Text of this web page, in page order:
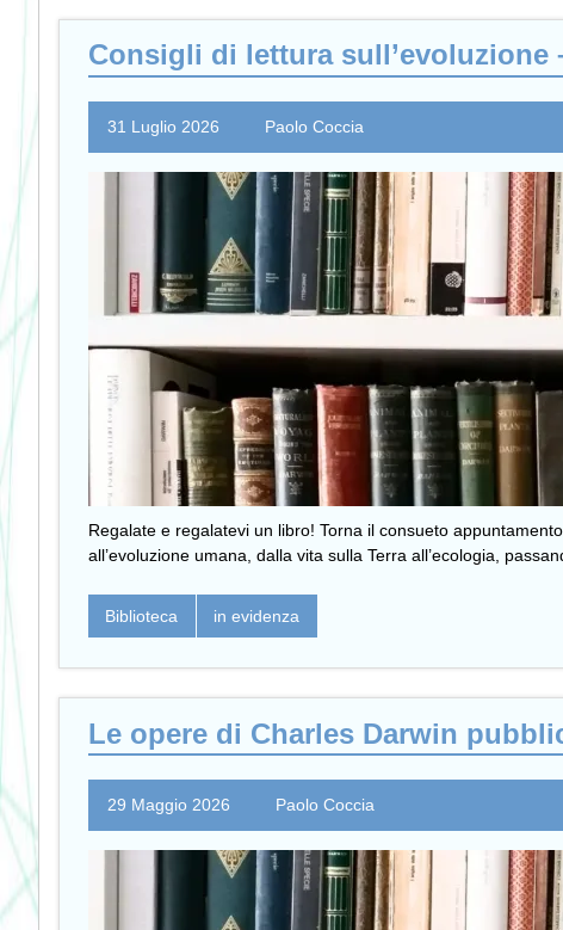
Consigli di lettura sull’evoluzione
31 Luglio 2026 Paolo Coccia
Regalate e regalatevi un libro! Torna il consueto
all’evoluzione umana, dalla vita sulla Terra all’ecologia,
Biblioteca in evidenza
Le opere di Charles Darwin
29 Maggio 2026 Paolo Coccia